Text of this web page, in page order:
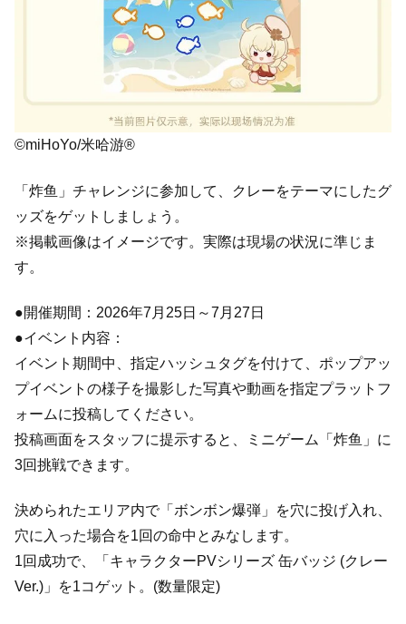
©miHoYo/米哈游®
「炸鱼」チャレンジに参加して、クレーをテーマにしたグ
ッズをゲットしましょう。
※掲載画像はイメージです。実際は現場の状況に準じま
す。
●開催期間：2026年7月25日～7月27日
●イベント内容：
イベント期間中、指定ハッシュタグを付けて、ポップアッ
プイベントの様子を撮影した写真や動画を指定プラットフ
ォームに投稿してください。
投稿画面をスタッフに提示すると、ミニゲーム「炸鱼」に
3回挑戦できます。
決められたエリア内で「ボンボン爆弾」を穴に投げ入れ、
穴に入った場合を1回の命中とみなします。
1回成功で、「キャラクターPVシリーズ 缶バッジ (クレー
Ver.)」を1コゲット。(数量限定)